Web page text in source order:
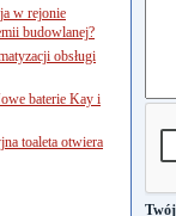
w rejonie
budowlanej?
obsługi
baterie Kay i
toaleta otwiera